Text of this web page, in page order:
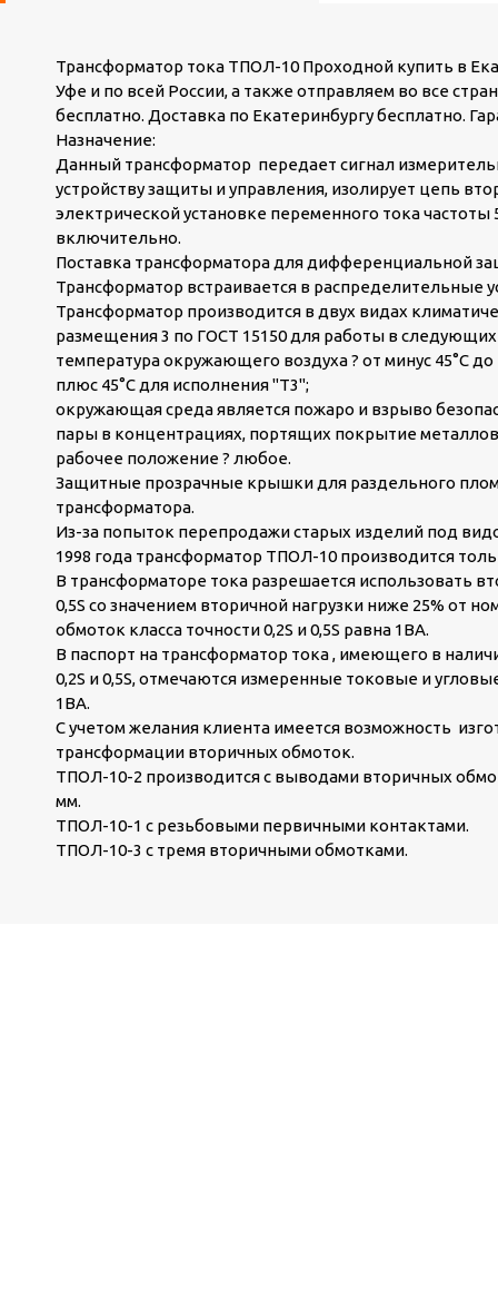
Трансформатор тока ТПОЛ-10 Проходной купить в
Уфе и по всей России, а также отправляем во все
бесплатно. Доставка по Екатеринбургу бесплатно.
Назначение:
Данный трансформатор передает сигнал
устройству защиты и управления, изолирует цепь
электрической установке переменного тока частоты
включительно.
Поставка трансформатора для дифференциальной
Трансформатор встраивается в распределительные
Трансформатор производится в двух видах
размещения 3 по ГОСТ 15150 для работы в следующих
температура окружающего воздуха ? от минус 45°С
плюс 45°С для исполнения "Т3";
окружающая среда является пожаро и взрыво
пары в концентрациях, портящих покрытие
рабочее положение ? любое.
Защитные прозрачные крышки для раздельного
трансформатора.
Из-за попыток перепродажи старых изделий под
1998 года трансформатор ТПОЛ-10 производится
В трансформаторе тока разрешается использовать
0,5S со значением вторичной нагрузки ниже 25% от
обмоток класса точности 0,2S и 0,5S равна 1ВА.
В паспорт на трансформатор тока , имеющего в
0,2S и 0,5S, отмечаются измеренные токовые и
1ВА.
С учетом желания клиента имеется возможность
трансформации вторичных обмоток.
ТПОЛ-10-2 производится с выводами вторичных
мм.
ТПОЛ-10-1 с резьбовыми первичными контактами.
ТПОЛ-10-3 с тремя вторичными обмотками.